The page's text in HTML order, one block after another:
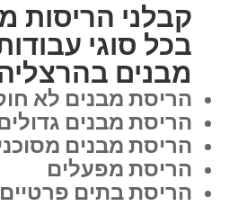
קבלני הריסות
בכל סוגי
מבנים
הריסת מבנים לא
הריסת מבנים
הריסת מבנים
הריסת מפעלים
הריסת בתים פרטיים